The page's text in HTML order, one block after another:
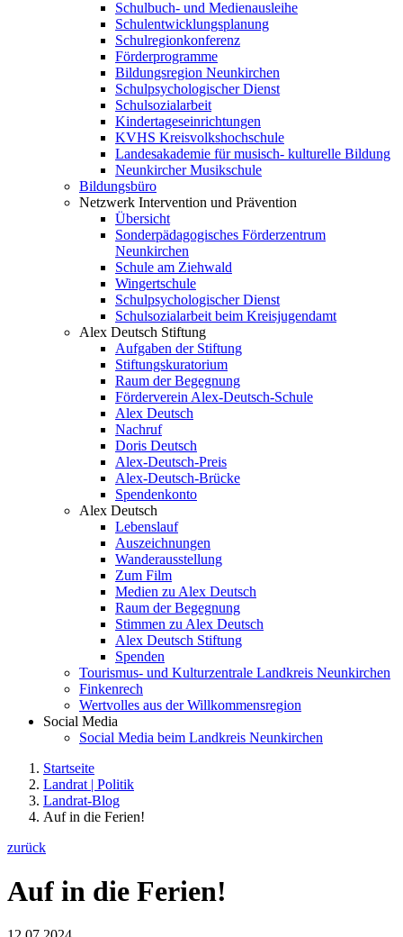
Schulbuch- und Medienausleihe
Schulentwicklungsplanung
Schulregionkonferenz
Förderprogramme
Bildungsregion Neunkirchen
Schulpsychologischer Dienst
Schulsozialarbeit
Kindertageseinrichtungen
KVHS Kreisvolkshochschule
Landesakademie für musisch- kulturelle Bildung
Neunkircher Musikschule
Bildungsbüro
Netzwerk Intervention und Prävention
Übersicht
Sonderpädagogisches Förderzentrum
Neunkirchen
Schule am Ziehwald
Wingertschule
Schulpsychologischer Dienst
Schulsozialarbeit beim Kreisjugendamt
Alex Deutsch Stiftung
Aufgaben der Stiftung
Stiftungskuratorium
Raum der Begegnung
Förderverein Alex-Deutsch-Schule
Alex Deutsch
Nachruf
Doris Deutsch
Alex-Deutsch-Preis
Alex-Deutsch-Brücke
Spendenkonto
Alex Deutsch
Lebenslauf
Auszeichnungen
Wanderausstellung
Zum Film
Medien zu Alex Deutsch
Raum der Begegnung
Stimmen zu Alex Deutsch
Alex Deutsch Stiftung
Spenden
Tourismus- und Kulturzentrale Landkreis Neunkirchen
Finkenrech
Wertvolles aus der Willkommensregion
Social Media
Social Media beim Landkreis Neunkirchen
Startseite
Landrat | Politik
Landrat-Blog
Auf in die Ferien!
zurück
Auf in die Ferien!